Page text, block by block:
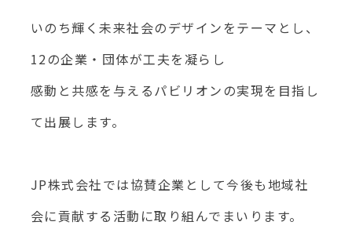
いのち輝く未来社会のデザインをテーマとし、
12の企業・団体が工夫を凝らし
感動と共感を与えるパビリオンの実現を目指し
て出展します。
JP株式会社では協賛企業として今後も地域社
会に貢献する活動に取り組んでまいります。